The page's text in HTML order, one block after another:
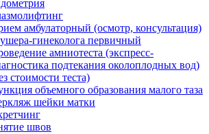
амбулаторный (осмотр, консультация)
гинеколога первичный
амниотеста (экспресс-
подтекания околоплодных вод)
стоимости теста)
объемного образования малого таза
шейки матки
швов